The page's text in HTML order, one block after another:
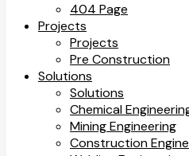
404 Page
Projects
Projects
Pre Construction
Solutions
Solutions
Chemical
Mining Engineering
Construction